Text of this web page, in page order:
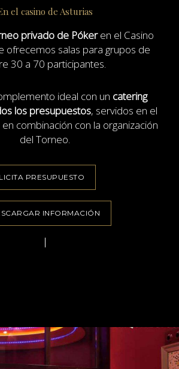
el casino de Asturias
privado de Pókeren el Casino
ofrecemos salas para grupos de
30 a 70 participantes.
ideal con un catering
los presupuestos, servidos en el
combinación con la organización
del Torneo.
PRESUPUESTO
INFORMACIÓN